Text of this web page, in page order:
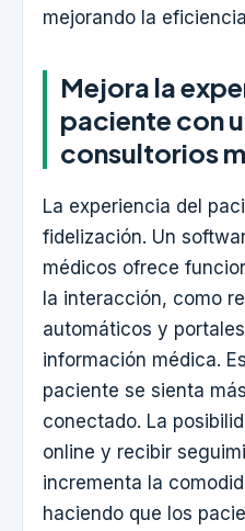
mejorando la
Mejora la
paciente con
consultorios
La experiencia del
fidelización. Un
médicos ofrece
la interacción, como
automáticos y
información médica.
paciente se sienta
conectado. La
online y recibir
incrementa la
haciendo que los